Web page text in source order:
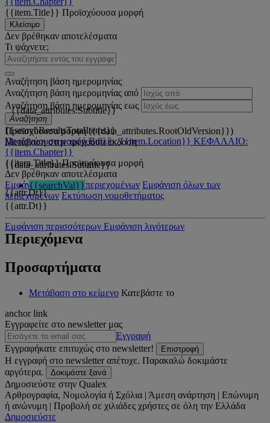
{{item.Title}} Προϊσχύουσα μορφή
Κλείσιμο
Δεν βρέθηκαν αποτελέσματα
Τι ψάχνετε;
Αναζήτηση βάση ημερομηνίας
Αναζήτηση βάση ημερομηνίας από
Αναζήτηση βάση ημερομηνίας εως
Αναζήτηση
{{searchResultsTotalItems}}
Προϊσχύουσα μορφή Βιβλίο: {{item.Location}} ΚΕΦΑΛΑΙΟ:
{{item.Chapter}}
{{item.Title}} Προϊσχύουσα μορφή
Δεν βρέθηκαν αποτελέσματα
Εμφάνιση όλων των περιεχομένων Εμφάνιση όλων των
περιεχομένων Εκτύπωση νομοθετήματος
{{data_attributes.Subtitle}}
Προϊσχύουσα μορφή ({{data_attributes.RootOldVersion}})
Μετάβαση στην τρέχουσα έκδοση
{{data_attributes.Subtitle}}
{{searchVal}}
{{attr.Dt}}
Εμφάνιση περισσότερων Εμφάνιση λιγότερων
{{attr.Dt}}
Περιεχόμενα
Προσαρτήματα
Μετάβαση στο κείμενο Κατεβάστε το
anchor link
Εγγραφείτε στο newsletter μας
Εγγραφή
Εγγραφήκατε επιτυχώς στο newsletter!
Επιστροφή
Η εγγραφή στο newsletter απέτυχε. Παρακαλώ δοκιμάστε
αργότερα.
Δοκιμάστε ξανά
Δημοσιεύστε στην Qualex
Αρθρογραφία, Νομολογία ή Σχόλια | Άμεση ανάρτηση | Επώνυμη
ή ανώνυμη | Προβολή σε χιλιάδες χρήστες σε όλη την Ελλάδα
Δημοσιεύστε